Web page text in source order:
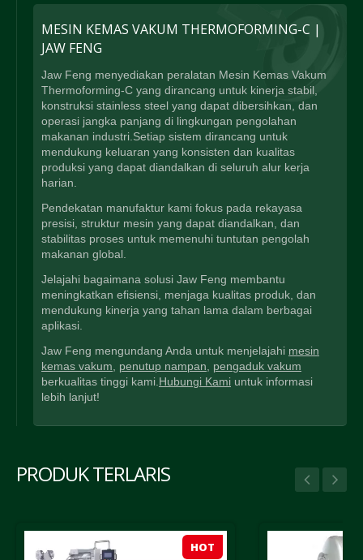
MESIN KEMAS VAKUM THERMOFORMING-C |
JAW FENG
Jaw Feng menyediakan peralatan Mesin Kemas Vakum
Thermoforming-C yang dirancang untuk kinerja stabil,
konstruksi stainless steel yang dapat dibersihkan, dan
operasi jangka panjang di lingkungan pengolahan
makanan industri.Setiap sistem dirancang untuk
mendukung keluaran yang konsisten dan kualitas
produksi yang dapat diandalkan di seluruh alur kerja
harian.
Pendekatan manufaktur kami fokus pada rekayasa
presisi, struktur mesin yang dapat diandalkan, dan
stabilitas proses untuk memenuhi tuntutan pengolah
makanan global.
Jelajahi bagaimana solusi Jaw Feng membantu
meningkatkan efisiensi, menjaga kualitas produk, dan
mendukung kinerja yang tahan lama dalam berbagai
aplikasi.
Jaw Feng mengundang Anda untuk menjelajahi mesin
kemas vakum
penutup nampan
pengaduk vakum
berkualitas tinggi kami. Hubungi Kami untuk informasi
lebih lanjut!
PRODUK TERLARIS
HOT